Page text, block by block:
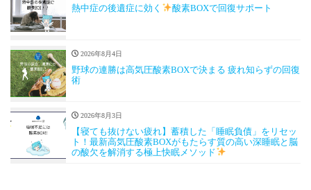
熱中症の後遺症に効く 酸素BOXで回復サポート
2026年8月4日
野球の連勝は高気圧酸素BOXで決まる 疲れ知らずの回復
術
2026年8月3日
【寝ても抜けない疲れ】蓄積した「睡眠負債」をリセッ
ト！最新高気圧酸素BOXがもたらす質の高い深睡眠と脳
の酸欠を解消する極上快眠メソッド